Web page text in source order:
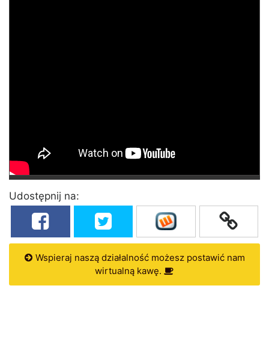
Udostępnij na:
Wspieraj naszą działalność możesz postawić nam
wirtualną kawę.